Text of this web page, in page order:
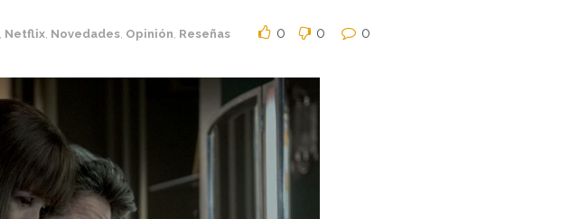
Netflix, Novedades, Opinión Reseñas 0 0 0